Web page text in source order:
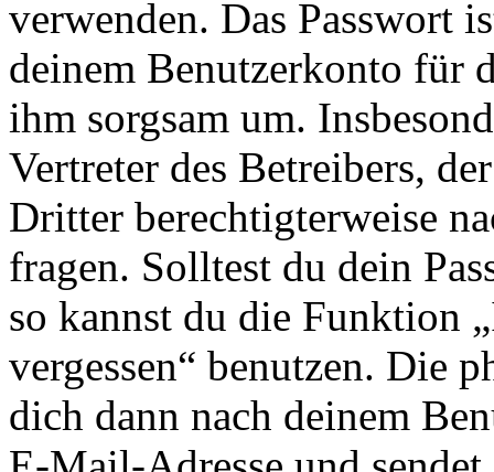
verwenden. Das Passwort
deinem Benutzerkonto für
ihm sorgsam um.
Vertreter des Betreibers,
Dritter berechtigterweise
fragen. Solltest du dein
so kannst du die Funktion
vergessen“ benutzen. Die
dich dann nach deinem